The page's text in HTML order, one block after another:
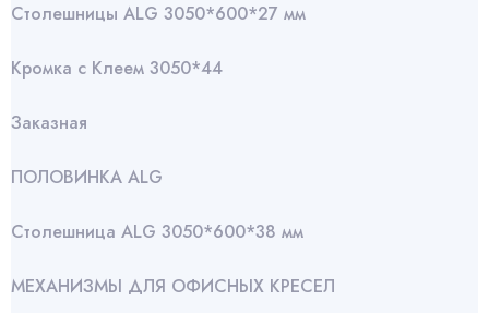
Столешницы ALG 3050*600*27 мм
Кромка с Клеем 3050*44
Заказная
ПОЛОВИНКА ALG
Столешница ALG 3050*600*38 мм
МЕХАНИЗМЫ ДЛЯ ОФИСНЫХ КРЕСЕЛ